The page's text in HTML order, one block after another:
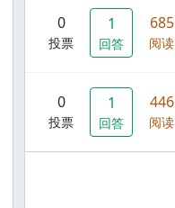
0
投票
1
回答
685
阅读
0
投票
1
回答
446
阅读